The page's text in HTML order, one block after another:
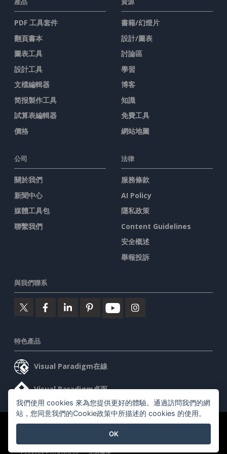
PDF 工具套件
翻頁書本
圖表工具
設計工具
文檔編輯器
简报製作工具
試算表編輯器
價格
書籍/幻燈片
設計/圖表
討論區
學習
博客
知識
免費工具
網站地圖
公司
關於我們
新聞中心
媒體工具包
聯繫我們
法律
服務條款
AI Policy
隱私政策
Content Guidelines
安全概述
舉報投訴
與我們聯系
特色產品
Visual Paradigm在線
Visual Paradigm桌面
我們使用 cookies 來為您提供更好的體驗。通過訪問我們的網
站，您同意我們的Cookie政策中所描述的 cookies 的使用。
OK